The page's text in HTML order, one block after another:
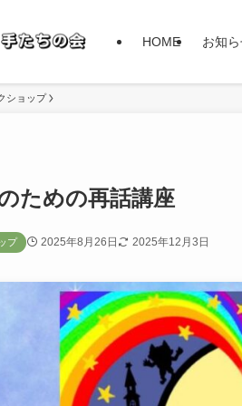
HOME お知
ショップ
ための再話講座
プ 2025年8月26日 2025年12月3日